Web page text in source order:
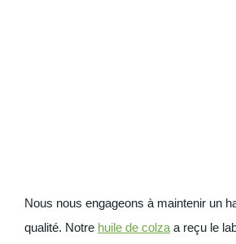
Nous nous engageons à maintenir un
qualité. Notre huile de colza a reçu le